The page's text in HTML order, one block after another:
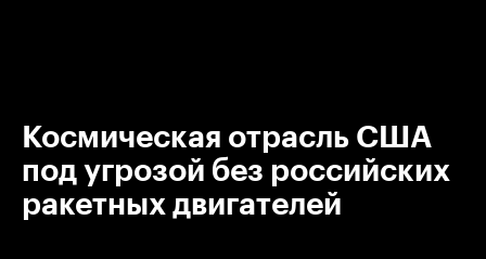
Космическая отрасль США
под угрозой без российских
ракетных двигателей